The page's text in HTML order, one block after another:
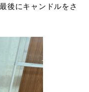
後にキャンドルをさ